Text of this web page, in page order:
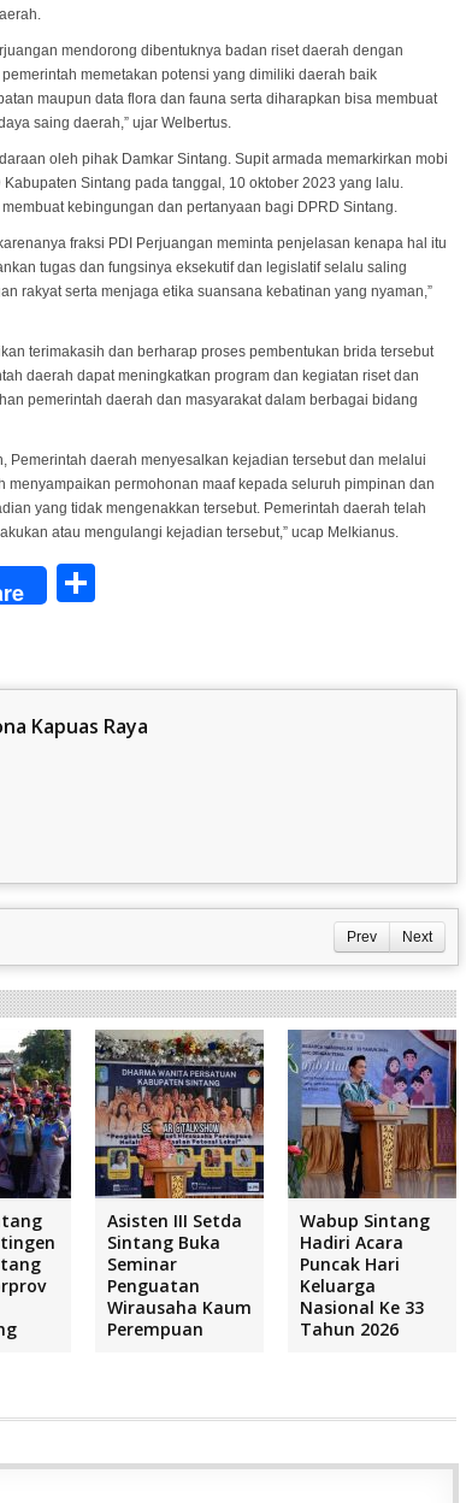
mendorong dibentuknya badan riset daerah dengan
memetakan potensi yang dimiliki daerah baik
maupun data flora dan fauna serta diharapkan bisa membuat
saing daerah,” ujar Welbertus.
oleh pihak Damkar Sintang. Supit armada memarkirkan mobi
Sintang pada tanggal, 10 oktober 2023 yang lalu.
kebingungan dan pertanyaan bagi DPRD Sintang.
fraksi PDI Perjuangan meminta penjelasan kenapa hal itu
tugas dan fungsinya eksekutif dan legislatif selalu saling
rakyat serta menjaga etika suansana kebatinan yang nyaman,”
terimakasih dan berharap proses pembentukan brida tersebut
daerah dapat meningkatkan program dan kegiatan riset dan
pemerintah daerah dan masyarakat dalam berbagai bidang
Pemerintah daerah menyesalkan kejadian tersebut dan melalui
menyampaikan permohonan maaf kepada seluruh pimpinan dan
yang tidak mengenakkan tersebut. Pemerintah daerah telah
atau mengulangi kejadian tersebut,” ucap Melkianus.
Kapuas Raya
Prev Next
Asisten III Setda
Sintang Buka
Seminar
Penguatan
Wirausaha Kaum
Perempuan
Wabup Sintang
Hadiri Acara
Puncak Hari
Keluarga
Nasional Ke 33
Tahun 2026